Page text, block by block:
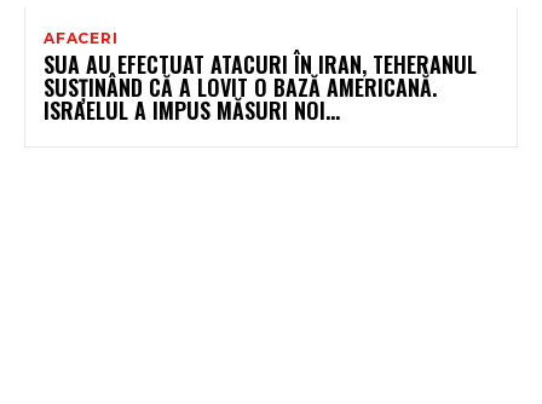
AFACERI
SUA AU EFECTUAT ATACURI ÎN IRAN, TEHERANUL
SUSȚINÂND CĂ A LOVIT O BAZĂ AMERICANĂ.
ISRAELUL A IMPUS MĂSURI NOI…